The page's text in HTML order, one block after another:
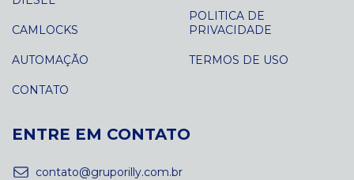
CAMLOCKS
AUTOMAÇÃO
CONTATO
POLITICA DE
PRIVACIDADE
TERMOS DE USO
ENTRE EM CONTATO
contato@gruporilly.com.br